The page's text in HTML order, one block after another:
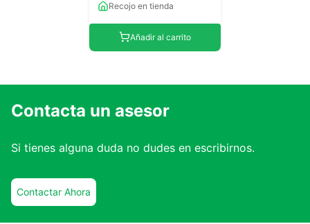
Recojo en tienda
Añadir al carrito
Contacta un asesor
Si tienes alguna duda no dudes en escribirnos.
Contactar Ahora